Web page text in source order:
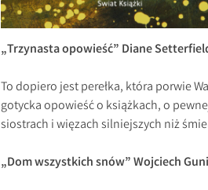
„Trzynasta opowieść” Diane
To dopiero jest perełka, która porwie
gotycka opowieść o książkach, o
siostrach i więzach silniejszych niż
„Dom wszystkich snów” Wojciech